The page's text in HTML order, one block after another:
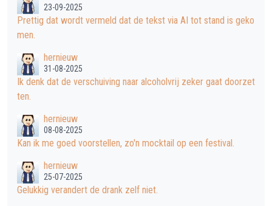
23-09-2025
Prettig dat wordt vermeld dat de tekst via AI tot stand is geko
men.
hernieuw
31-08-2025
Ik denk dat de verschuiving naar alcoholvrij zeker gaat doorzet
ten.
hernieuw
08-08-2025
Kan ik me goed voorstellen, zo'n mocktail op een festival.
hernieuw
25-07-2025
Gelukkig verandert de drank zelf niet.